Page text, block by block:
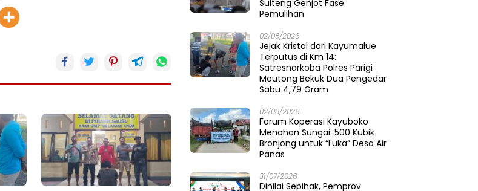
Sulteng Genjot Fase
Pemulihan
02/08/2026
Jejak Kristal dari Kayumalue
Terputus di Km 14:
Satresnarkoba Polres Parigi
Moutong Bekuk Dua Pengedar
Sabu 4,79 Gram
02/08/2026
Forum Koperasi Kayuboko
Menahan Sungai: 500 Kubik
Bronjong untuk “Luka” Desa Air
Panas
31/07/2026
Dinilai Sepihak, Pemprov